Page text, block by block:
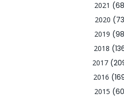
2021
2020
2019
2018
2017
2016
2015